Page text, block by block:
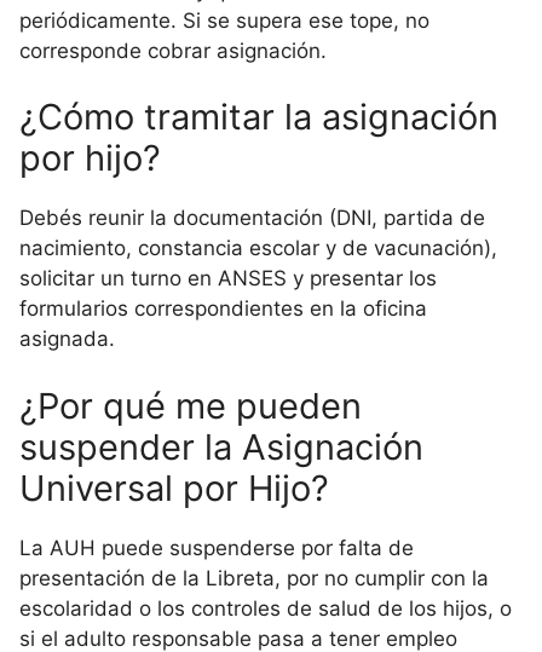
periódicamente. Si se supera ese tope, no
corresponde cobrar asignación.
¿Cómo tramitar la asignación
por hijo?
Debés reunir la documentación (DNI, partida de
nacimiento, constancia escolar y de vacunación),
solicitar un turno en ANSES y presentar los
formularios correspondientes en la oficina
asignada.
¿Por qué me pueden
suspender la Asignación
Universal por Hijo?
La AUH puede suspenderse por falta de
presentación de la Libreta, por no cumplir con la
escolaridad o los controles de salud de los hijos, o
si el adulto responsable pasa a tener empleo